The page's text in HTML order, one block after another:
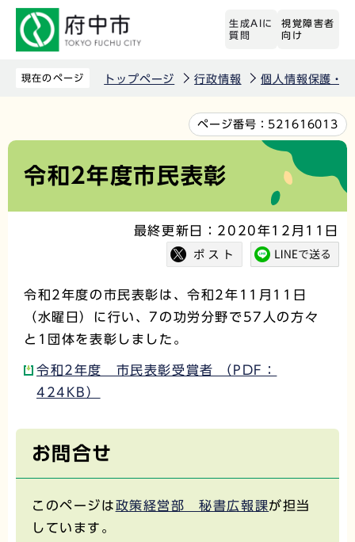
先
す
生成AIに
質問
視覚障害者
向け
現在のページ トップページ 行政情報 個人情報保護・
文
か
ページ番号： 521616013
令和2年度市民表彰
最終更新日：2020年12月11日
令和2年度の市民表彰は、令和2年11月11日
（水曜日）に行い、7の功労分野で57人の方々
と1団体を表彰しました。
令和2年度 市民表彰受賞者 （PDF：
424KB）
お問合せ
このページは政策経営部 秘書広報課が担当
しています。